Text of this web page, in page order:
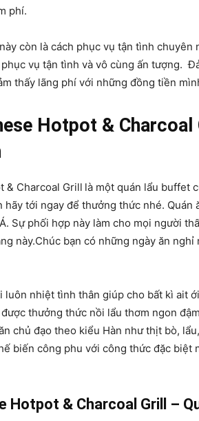
phí.
còn là cách phục vụ tận tình chuyên
vụ tận tình và vô cùng ấn tượng.
thấy lãng phí với những đồng tiền
Hotpot & Charcoal
& Charcoal Grill là một quán lẩu buffet
hãy tới ngay để thưởng thức nhé. Quán
Sự phối hợp này làm cho mọi người
này.Chúc bạn có những ngày ăn
nhiệt tình thân giúp cho bất kì ait
thưởng thức nồi lẩu thơm ngon
chủ đạo theo kiểu Hàn như thịt bò,
biến công phu với công thức đặc biệt
Hotpot & Charcoal Grill –